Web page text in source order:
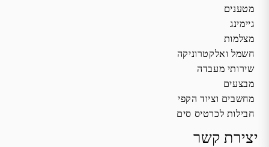
מטענים
גיימינג
מצלמות
חשמל ואלקטרוניקה
שירותי מעבדה
מבצעים
מחשבים וציוד הקפי
חבילות לכרטיס סים
יצירת קשר